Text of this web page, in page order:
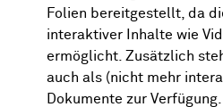
Folien bereitgestellt, da
interaktiver Inhalte wie
ermöglicht. Zusätzlich
auch als (nicht mehr
Dokumente zur Verfügung.